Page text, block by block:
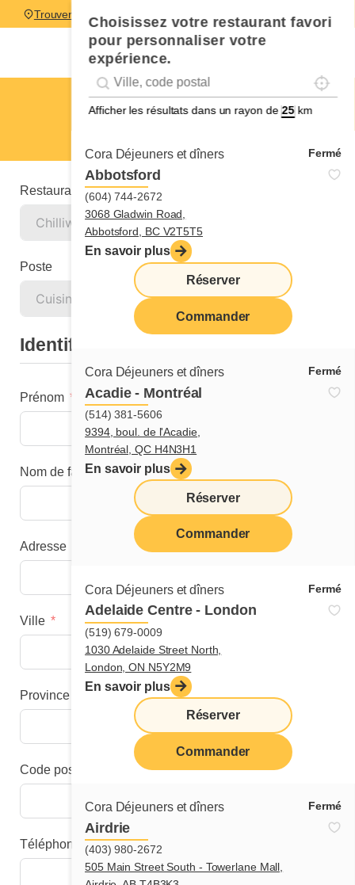
Choisissez votre restaurant favori
pour personnaliser votre
expérience.
Geolocation
Géolocalisation
Afficher les résultats dans un rayon de km
Cora Déjeuners et dîners Fermé
Abbotsford
(604) 744-2672
3068 Gladwin Road,
Abbotsford, BC V2T5T5
En savoir plus
Réserver
Commander
Cora Déjeuners et dîners Fermé
Acadie - Montréal
(514) 381-5606
9394, boul. de l'Acadie,
Montréal, QC H4N3H1
En savoir plus
Réserver
Commander
Cora Déjeuners et dîners Fermé
Adelaide Centre - London
(519) 679-0009
1030 Adelaide Street North,
London, ON N5Y2M9
En savoir plus
Réserver
Commander
Cora Déjeuners et dîners Fermé
Airdrie
(403) 980-2672
505 Main Street South - Towerlane Mall,
Trouver un restaurant
Chilliwack
Restaurant
Poste
Identification
Prénom
Nom de famille
Adresse
Ville
Province
Code postal
Téléphone